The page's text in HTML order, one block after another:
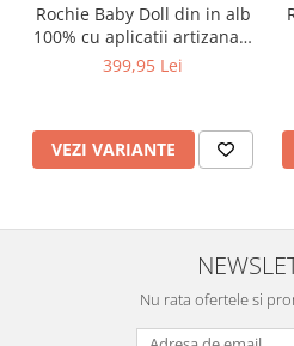
Rochie Baby Doll din in alb
100% cu aplicatii artizanale
maci rosii
399,95 Lei
VEZI VARIANTE
Nu rata ofertele si